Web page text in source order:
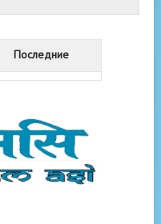
Последние